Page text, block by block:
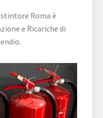
Roma è
e Ricariche di